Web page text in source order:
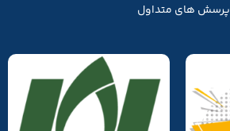
پرسش های متداول